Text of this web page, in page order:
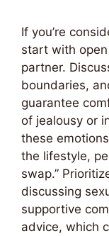
If you’re
start with
partner.
boundaries,
guarantee
of jealousy or
these
the lifestyle,
swap.”
discussing
supportive
advice, which